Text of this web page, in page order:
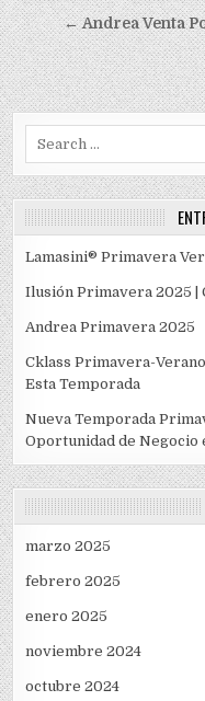
de
entradas
← Andrea Venta
Lamasini® Primavera
Ilusión Primavera 2025 |
Andrea Primavera 2025
Cklass Primavera-
Esta Temporada
Nueva Temporada
Oportunidad de Negocio
marzo 2025
febrero 2025
enero 2025
noviembre 2024
octubre 2024